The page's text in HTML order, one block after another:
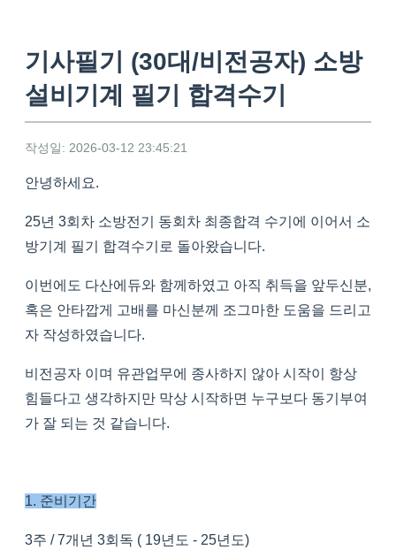
기사필기 (30대/비전공자) 소방
설비기계 필기 합격수기
작성일: 2026-03-12 23:45:21
안녕하세요.
25년 3회차 소방전기 동회차 최종합격 수기에 이어서 소
방기계 필기 합격수기로 돌아왔습니다.
이번에도 다산에듀와 함께하였고 아직 취득을 앞두신분,
혹은 안타깝게 고배를 마신분께 조그마한 도움을 드리고
자 작성하였습니다.
비전공자 이며 유관업무에 종사하지 않아 시작이 항상
힘들다고 생각하지만 막상 시작하면 누구보다 동기부여
가 잘 되는 것 같습니다.
1. 준비기간
3주 / 7개년 3회독 ( 19년도 - 25년도)